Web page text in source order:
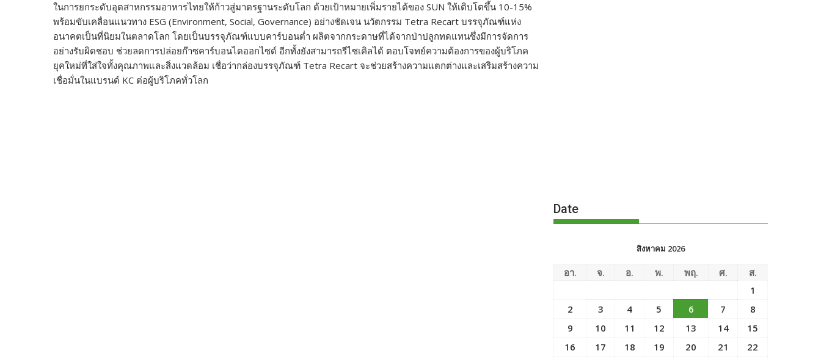
ในการยกระดับอุตสาหกรรมอาหารไทยให้ก้าวสู่มาตรฐานระดับโลก ด้วยเป้าหมายเพิ่มรายได้ของ SUN ให้เติบโตขึ้น 10-15%
พร้อมขับเคลื่อนแนวทาง ESG (Environment, Social, Governance) อย่างชัดเจน นวัตกรรม Tetra Recart บรรจุภัณฑ์แห่ง
อนาคตเป็นที่นิยมในตลาดโลก โดยเป็นบรรจุภัณฑ์แบบคาร์บอนต่ำ ผลิตจากกระดาษที่ได้จากป่าปลูกทดแทนซึ่งมีการจัดการ
อย่างรับผิดชอบ ช่วยลดการปล่อยก๊าซคาร์บอนไดออกไซด์ อีกทั้งยังสามารถรีไซเคิลได้ ตอบโจทย์ความต้องการของผู้บริโภค
ยุคใหม่ที่ใส่ใจทั้งคุณภาพและสิ่งแวดล้อม เชื่อว่ากล่องบรรจุภัณฑ์ Tetra Recart จะช่วยสร้างความแตกต่างและเสริมสร้างความ
เชื่อมั่นในแบรนด์ KC ต่อผู้บริโภคทั่วโลก
Date
สิงหาคม 2026
อา. จ. อ. พ. พฤ. ศ.
ส.
1
2
3 4 5 6 7
8
9
10 11 12 13 14
15
16
17 18 19 20 21
22